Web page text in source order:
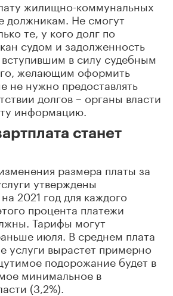
жилищно-коммунальных
должникам. Не смогут
те, у кого долг по
судом и задолженность
в силу судебным
желающим оформить
не нужно предоставлять
долгов – органы власти
информацию.
станет
размера платы за
утверждены
2021 год для каждого
процента платежи
Тарифы могут
июля. В среднем плата
услуги вырастет примерно
подорожание будет в
минимальное в
(3,2%).